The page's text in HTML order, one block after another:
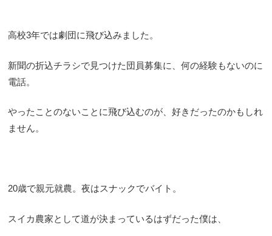
高校3年では劇団に飛び込みました。
新聞の折込チラシで見つけた団員募集に、何の経験もないのに
電話。
やったことのないことに飛び込むのが、好きだったのかもしれ
ません。
20歳で親元就農。夜はスナックでバイト。
スイカ農家として道が決まっているはずだった僕は、